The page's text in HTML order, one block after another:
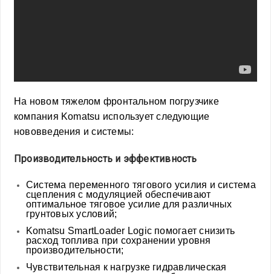
На новом тяжелом фронтальном погрузчике
компания Komatsu использует следующие
нововведения и системы:
Производительность и эффективность
Система переменного тягового усилия и система
сцепления с модуляцией обеспечивают
оптимальное тяговое усилие для различных
грунтовых условий;
Komatsu SmartLoader Logic помогает снизить
расход топлива при сохранении уровня
производительности;
Чувствительная к нагрузке гидравлическая